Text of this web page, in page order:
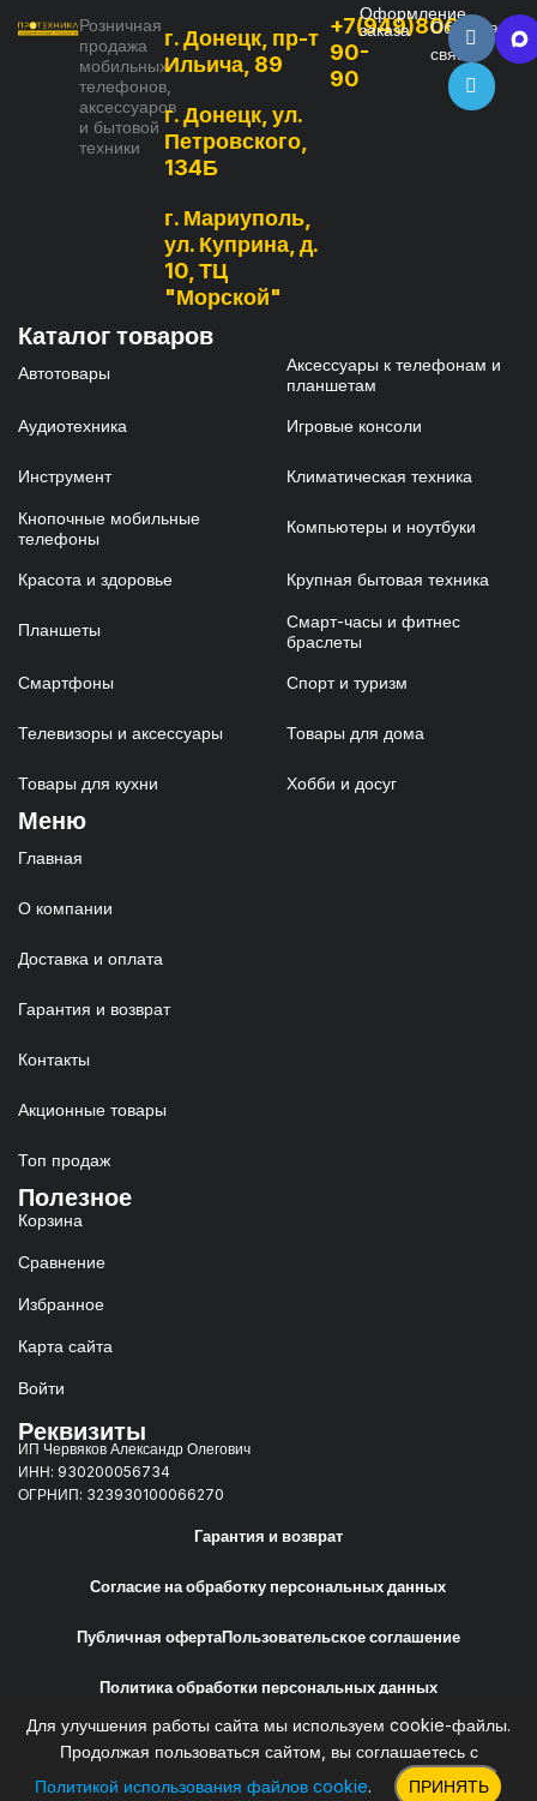
Розничная
продажа
мобильных
телефонов,
аксессуаров
и бытовой
техники
г. Донецк, пр-т
Ильича, 89
г. Донецк, ул.
Петровского,
134Б
г. Мариуполь,
ул. Куприна, д.
10, ТЦ
"Морской"
+7(949)800-
90-
90
Оформление
заказа
Обратная
связь
Каталог товаров
Автотовары
Аксессуары к телефонам и
планшетам
Аудиотехника Игровые консоли
Инструмент Климатическая техника
Кнопочные мобильные
телефоны
Компьютеры и ноутбуки
Красота и здоровье Крупная бытовая техника
Планшеты
Смарт-часы и фитнес
браслеты
Смартфоны Спорт и туризм
Телевизоры и аксессуары Товары для дома
Товары для кухни Хобби и досуг
Меню
Главная
О компании
Доставка и оплата
Гарантия и возврат
Контакты
Акционные товары
Топ продаж
Полезное
Корзина
Сравнение
Избранное
Карта сайта
Войти
Реквизиты
ИП Червяков Александр Олегович
ИНН: 930200056734
ОГРНИП: 323930100066270
Гарантия и возврат
Согласие на обработку персональных данных
Публичная офертаПользовательское соглашение
Политика обработки персональных данных
Сайт созданWeb-Creative.Studio
Для улучшения работы сайта мы используем cookie-файлы.
Продолжая пользоваться сайтом, вы соглашаетесь с
Политикой использования файлов cookie. ПРИНЯТЬ